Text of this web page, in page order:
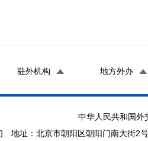
驻外机构 地方外办
中华人民共和国
地址：北京市朝阳区朝阳门南大街